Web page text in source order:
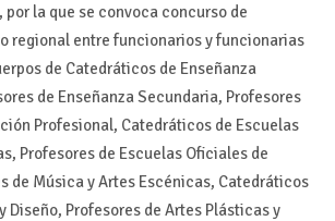
por la que se convoca concurso de
regional entre funcionarios y funcionarias
de Catedráticos de Enseñanza
de Enseñanza Secundaria, Profesores
Profesional, Catedráticos de Escuelas
Profesores de Escuelas Oficiales de
de Música y Artes Escénicas, Catedráticos
Diseño, Profesores de Artes Plásticas y